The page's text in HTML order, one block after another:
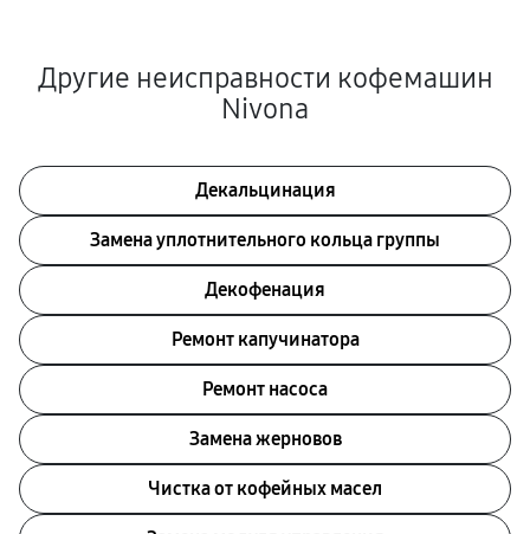
Другие неисправности кофемашин
Nivona
Декальцинация
Замена уплотнительного кольца группы
Декофенация
Ремонт капучинатора
Ремонт насоса
Замена жерновов
Чистка от кофейных масел